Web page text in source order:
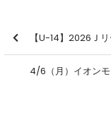
【U-14】2026Ｊリ